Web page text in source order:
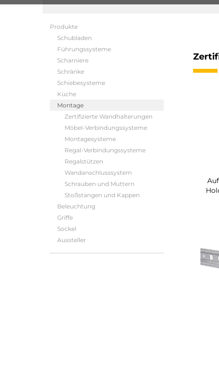
Produkte
Schubladen
Führungssysteme
Scharniere
Schränke
Schiebesysteme
Küche
Montage
Zertifizierte Wandhalterungen
Möbel-Verbindungssysteme
Montagesysteme
Regal-Verbindungssysteme
Regalstützen
Wandanschlusssystem
Schrauben und Muttern
Stoßstangen und Kappen
Beleuchtung
Griffe
Sockel
Aussteller